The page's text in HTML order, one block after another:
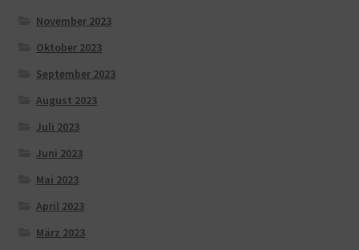
November 2023
Oktober 2023
September 2023
August 2023
Juli 2023
Juni 2023
Mai 2023
April 2023
März 2023